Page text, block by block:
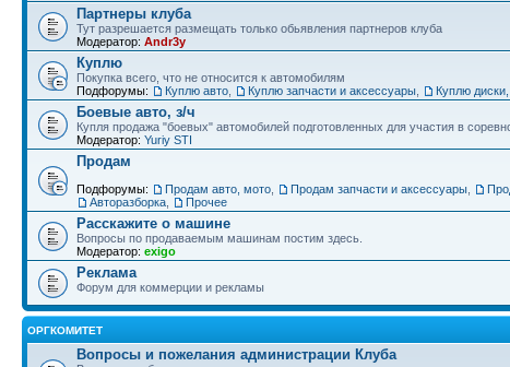
Партнеры клуба
Тут разрешается размещать только обьявления партнеров клуба
Модератор: Andr3y
Куплю
Покупка всего, что не относится к автомобилям
Подфорумы:
Куплю авто Куплю запчасти и аксессуары Куплю
Боевые авто, з/ч
Купля продажа "боевых" автомобилей подготовленных для участия в
Модератор: Yuriy STI
Продам
Подфорумы: Продам авто, мото Продам запчасти и аксессуары
Авторазборка
Прочее
Расскажите о машине
Вопросы по продаваемым машинам постим здесь.
Модератор: exigo
Реклама
Форум для коммерции и рекламы
ОРГКОМИТЕТ
Вопросы и пожелания администрации Клуба